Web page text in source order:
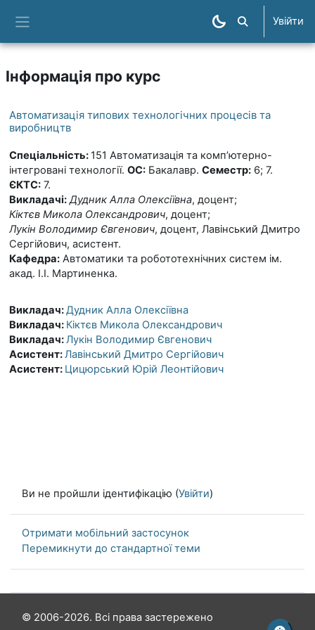
Пошук курсів
Увійти
Інформація про курс
Автоматизація типових технологічних процесів та
виробництв
Спеціальність: 151 Автоматизація та комп’ютерно-
інтегровані технології. ОС: Бакалавр. Семестр: 6; 7.
ЄКТС: 7.
Викладачі:Дудник Алла Олексіївна, доцент;
Кіктєв Микола Олександрович, доцент;
Лукін Володимир Євгенович, доцент, Лавінський Дмитро
Сергійович, асистент.
Кафедра: Автоматики та робототехнічних систем ім.
акад. І.І. Мартиненка.
Викладач:Дудник Алла Олексіївна
Викладач: Кіктєв Микола Олександрович
Викладач:Лукін Володимир Євгенович
Асистент:Лавінський Дмитро Сергійович
Асистент: Цицюрський Юрій Леонтійович
Ви не пройшли ідентифікацію (Увійти)
Отримати мобільний застосунок
Перемикнути до стандартної теми
© 2006-2026. Всі права застережено